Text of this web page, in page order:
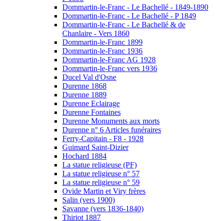
Dommartin-le-Franc - Le Bachellé - 1849-1890
Dommartin-le-Franc - Le Bachellé - P 1849
Dommartin-le-Franc - Le Bachellé & de
Chanlaire - Vers 1860
Dommartin-le-Franc 1899
Dommartin-le-Franc 1936
Dommartin-le-Franc AG 1928
Dommartin-le-Franc vers 1936
Ducel Val d'Osne
Durenne 1868
Durenne 1889
Durenne Eclairage
Durenne Fontaines
Durenne Monuments aux morts
Durenne n° 6 Articles funéraires
Ferry-Capitain - F8 - 1928
Guimard Saint-Dizier
Hochard 1884
La statue religieuse (PF)
La statue religieuse n° 57
La statue religieuse n° 59
Ovide Martin et Viry frères
Salin (vers 1900)
Savanne (vers 1836-1840)
Thiriot 1887